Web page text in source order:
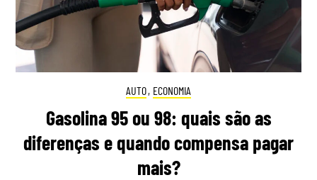
AUTO, ECONOMIA
Gasolina 95 ou 98: quais são as
diferenças e quando compensa pagar
mais?